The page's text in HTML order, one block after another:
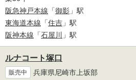
阪急神戸本線 「御影 」駅
東海道本線 「住吉 」駅
阪神本線 「石屋川 」駅
ルナコート塚口
販売中 兵庫県尼崎市上坂部